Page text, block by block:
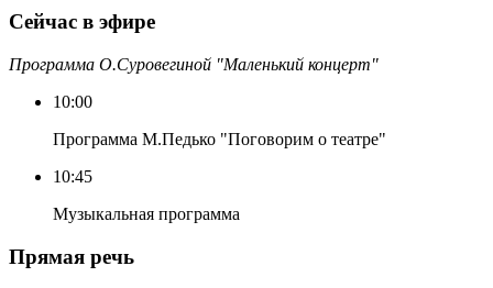
Сейчас в эфире
Программа О.Суровегиной "Маленький концерт"
10:00
Программа М.Педько "Поговорим о театре"
10:45
Музыкальная программа
Прямая речь